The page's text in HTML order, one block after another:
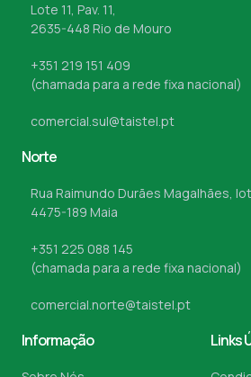
Lote 11, Pav. 11,
2635-448 Rio de Mouro
+351 219 151 409
(chamada para a rede fixa nacional)
comercial.sul@taistel.pt
Norte
Rua Raimundo Durães Magalhães,
4475-189 Maia
+351 225 088 145
(chamada para a rede fixa nacional)
comercial.norte@taistel.pt
Informação Links